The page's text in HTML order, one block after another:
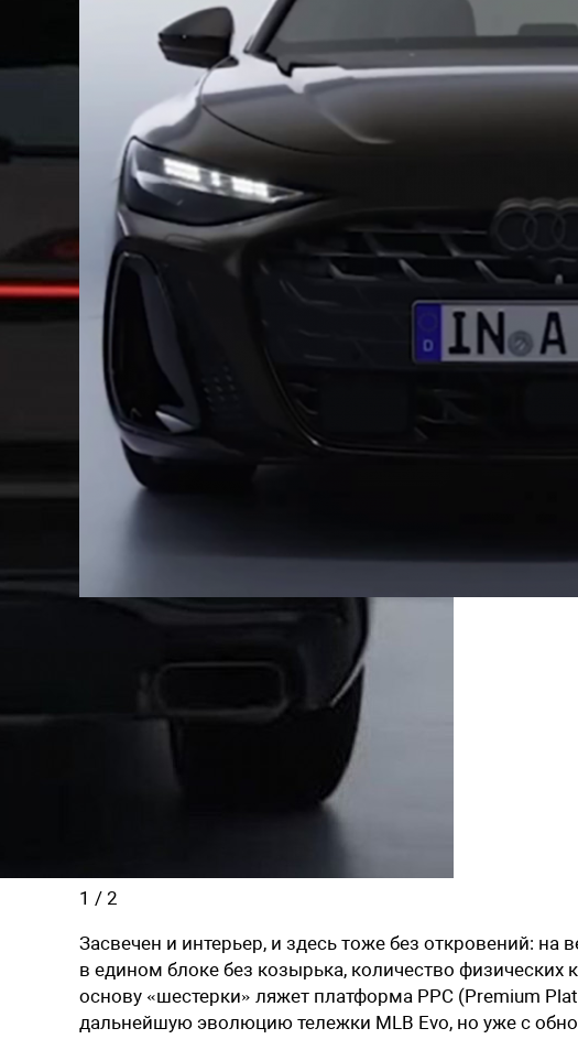
1 / 2
Засвечен и интерьер, и здесь тоже без откровений:
в едином блоке без козырька, количество
основу «шестерки» ляжет платформа PPC (Premium
дальнейшую эволюцию тележки MLB Evo, но уже с